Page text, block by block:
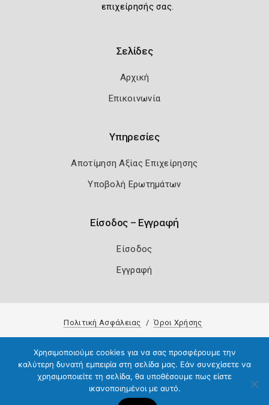
επιχείρησής σας.
Σελίδες
Αρχική
Επικοινωνία
Υπηρεσίες
Αποτίμηση Αξίας Επιχείρησης
Υποβολή Ερωτημάτων
Είσοδος – Εγγραφή
Είσοδος
Εγγραφή
Πολιτική Ασφάλειας Όροι Χρήσης
Χρησιμοποιούμε cookies για να σας προσφέρουμε την
καλύτερη δυνατή εμπειρία στη σελίδα μας. Εάν συνεχίσετε να
χρησιμοποιείτε τη σελίδα, θα υποθέσουμε πως είστε
ικανοποιημένοι με αυτό.